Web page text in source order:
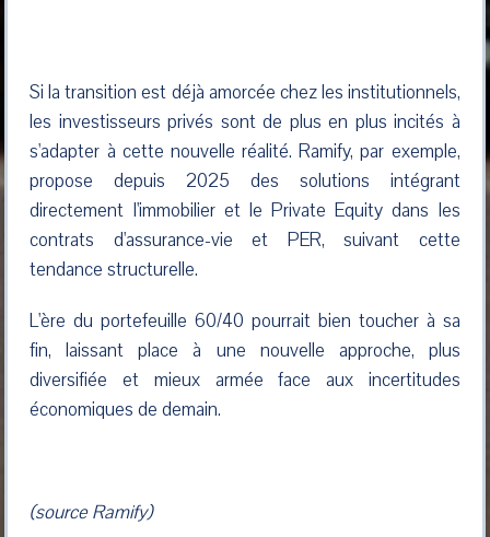
Si la transition est déjà amorcée chez les institutionnels,
les investisseurs privés sont de plus en plus incités à
s'adapter à cette nouvelle réalité. Ramify, par exemple,
propose depuis 2025 des solutions intégrant
directement l'immobilier et le Private Equity dans les
contrats d'assurance-vie et PER, suivant cette
tendance structurelle.
L'ère du portefeuille 60/40 pourrait bien toucher à sa
fin, laissant place à une nouvelle approche, plus
diversifiée et mieux armée face aux incertitudes
économiques de demain.
(source Ramify)